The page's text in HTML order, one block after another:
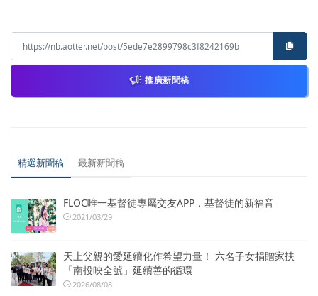
推廣新聞稿
精選新聞稿 最新新聞稿
FLOC唯一基督徒專屬交友APP，基督徒的新福音
2021/03/29
天上父親的愛延續化作希望力量！ 六名子女捐贈家扶
「南投映全號」延續善的循環
2026/08/08